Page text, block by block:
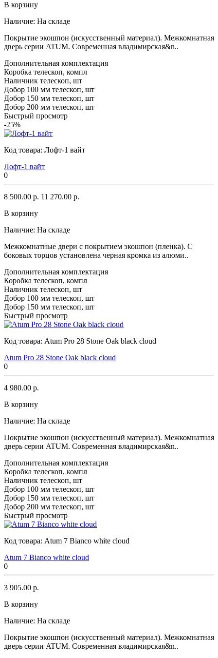
В корзину
Наличие: На складе
Покрытие экошпон (искусственный материал). Межкомнатная
дверь серии ATUM. Современная владимирская&n..
Дополнительная комплектация
Коробка телескоп, компл
Наличник телескоп, шт
Добор 100 мм телескоп, шт
Добор 150 мм телескоп, шт
Добор 200 мм телескоп, шт
Быстрый просмотр
-25%
Код товара: Лофт-1 вайт
Лофт-1 вайт
0
8 500.00 р. 11 270.00 р.
В корзину
Наличие: На складе
Межкомнатные двери с покрытием экошпон (пленка). С
боковых торцов установлена черная кромка из алюми..
Дополнительная комплектация
Коробка телескоп, компл
Наличник телескоп, шт
Добор 100 мм телескоп, шт
Добор 150 мм телескоп, шт
Быстрый просмотр
Код товара: Atum Pro 28 Stone Oak black cloud
Atum Pro 28 Stone Oak black cloud
0
4 980.00 р.
В корзину
Наличие: На складе
Покрытие экошпон (искусственный материал). Межкомнатная
дверь серии ATUM. Современная владимирская&n..
Дополнительная комплектация
Коробка телескоп, компл
Наличник телескоп, шт
Добор 100 мм телескоп, шт
Добор 150 мм телескоп, шт
Добор 200 мм телескоп, шт
Быстрый просмотр
Код товара: Atum 7 Bianco white cloud
Atum 7 Bianco white cloud
0
3 905.00 р.
В корзину
Наличие: На складе
Покрытие экошпон (искусственный материал). Межкомнатная
дверь серии ATUM. Современная владимирская&n..